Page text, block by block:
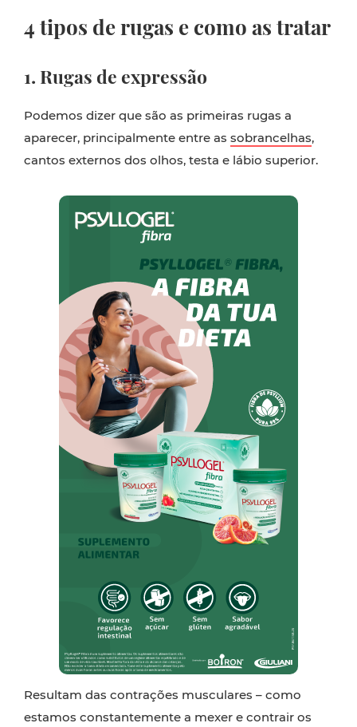
4 tipos de rugas e como as tratar
1. Rugas de expressão
Podemos dizer que são as primeiras rugas a
aparecer, principalmente entre as sobrancelhas,
cantos externos dos olhos, testa e lábio superior.
Resultam das contrações musculares – como
estamos constantemente a mexer e contrair os